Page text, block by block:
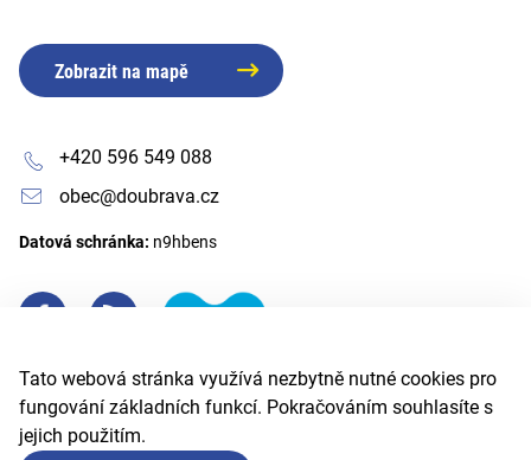
Tato webová stránka využívá nezbytně nutné cookies pro
fungování základních funkcí. Pokračováním souhlasíte s
jejich použitím.
Zobrazit na mapě
+420 596 549 088
obec@doubrava.cz
Datová schránka: n9hbens